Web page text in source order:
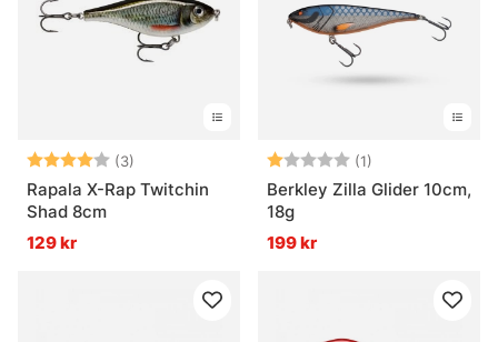
Betyg: (3)
4.0 utav 5 stjärnor
Rapala X-Rap Twitchin
Shad 8cm
129 kr
Betyg: (1)
Berkley Zilla Glider 10cm,
18g
199 kr